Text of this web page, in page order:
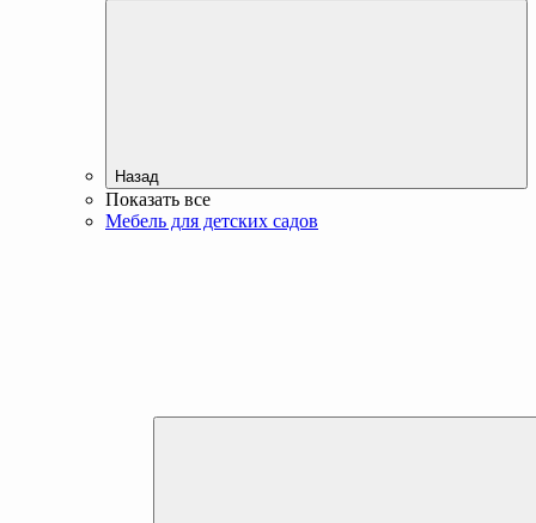
Назад
Показать все
Мебель для детских садов